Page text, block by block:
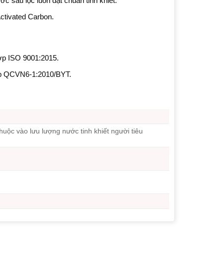
Carbon.
ISO 9001:2015.
1:2010/BYT.
vào lưu lượng nước tinh khiết người tiêu